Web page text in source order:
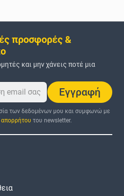
προσφορές &
και μην χάνεις ποτέ μια
Εγγραφή
των δεδομένων μου και συμφωνώ με
απορρήτου του newsletter.